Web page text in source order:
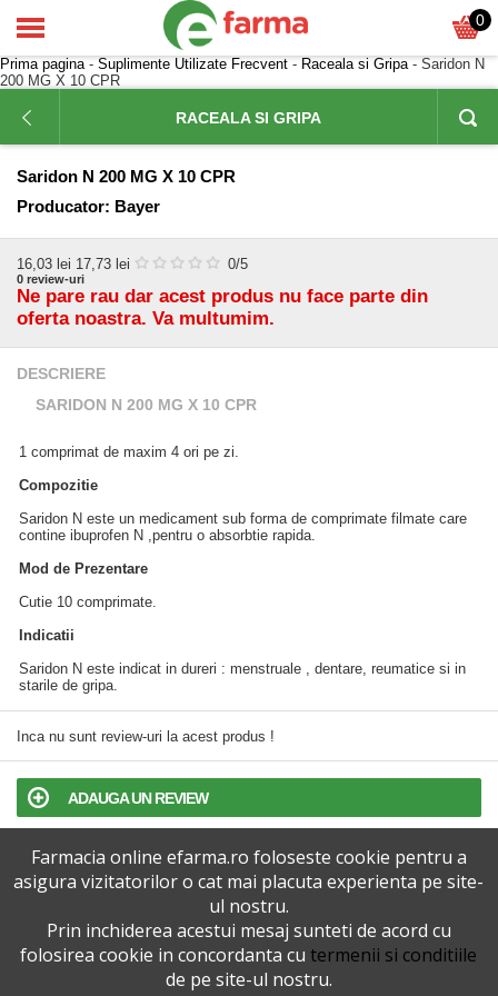
0
Prima pagina- Suplimente Utilizate Frecvent - Raceala si Gripa- Saridon N
200 MG X 10 CPR
RACEALA SI GRIPA
Saridon N 200 MG X 10 CPR
Producator: Bayer
16,03 lei 17,73 lei 0/5
0 review-uri
Ne pare rau dar acest produs nu face parte din
oferta noastra. Va multumim.
DESCRIERE
SARIDON N 200 MG X 10 CPR
1 comprimat de maxim 4 ori pe zi.
Compozitie
Saridon N este un medicament sub forma de comprimate filmate care
contine ibuprofen N ,pentru o absorbtie rapida.
Mod de Prezentare
Cutie 10 comprimate.
Indicatii
Saridon N este indicat in dureri : menstruale , dentare, reumatice si in
starile de gripa.
Inca nu sunt review-uri la acest produs !
ADAUGA UN REVIEW
TERMENI SI CONDITII
POLITICA DE CONFIDENTIALITATE
VERSIUNEA DESKTOP
Farmacia online efarma.ro foloseste cookie pentru a
asigura vizitatorilor o cat mai placuta experienta pe site-
ul nostru.
Prin inchiderea acestui mesaj sunteti de acord cu
folosirea cookie in concordanta cu termenii si conditiile
de pe site-ul nostru.